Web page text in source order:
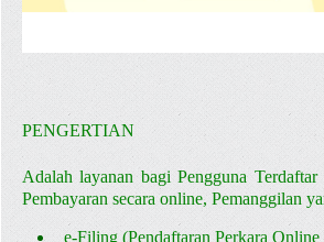
PENGERTIAN
Adalah layanan bagi Pengguna
Pembayaran secara online, Pemanggilan
e-Filing (Pendaftaran Perkara